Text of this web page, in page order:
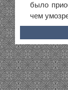
было
чем